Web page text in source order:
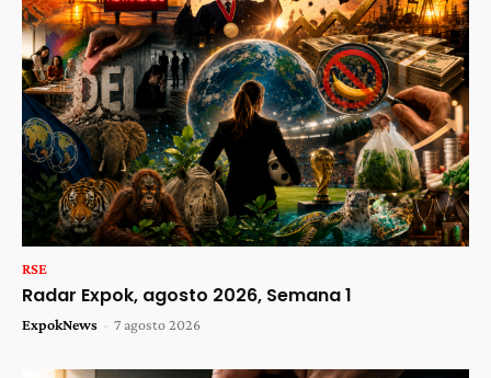
RSE
Radar Expok, agosto 2026, Semana 1
ExpokNews - 7 agosto 2026